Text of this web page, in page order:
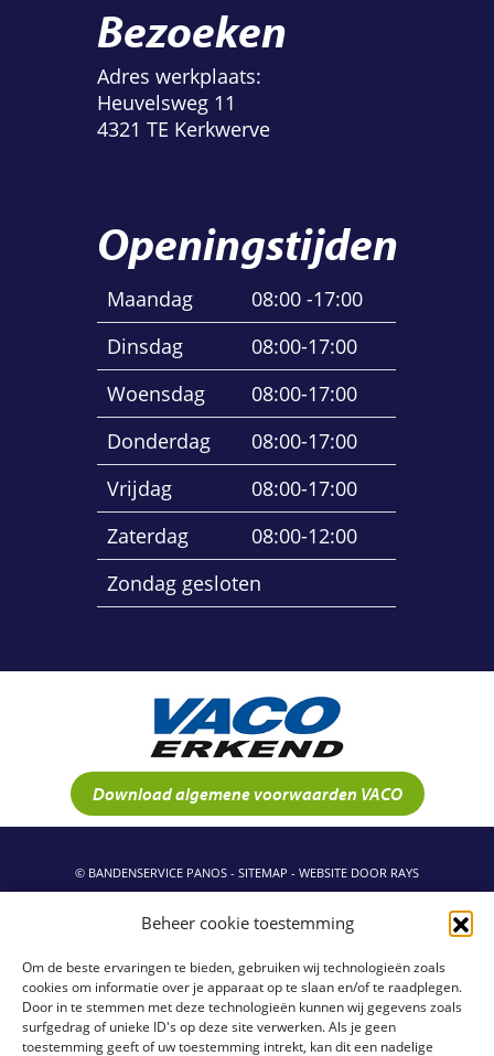
Beheer cookie toestemming
Om de beste ervaringen te bieden, gebruiken wij technologieën zoals
cookies om informatie over je apparaat op te slaan en/of te raadplegen.
Door in te stemmen met deze technologieën kunnen wij gegevens zoals
surfgedrag of unieke ID's op deze site verwerken. Als je geen
toestemming geeft of uw toestemming intrekt, kan dit een nadelige
Bezoeken
Adres werkplaats:
Heuvelsweg 11
4321 TE Kerkwerve
Openingstijden
Maandag
08:00 -17:00
Dinsdag
08:00-17:00
Woensdag
08:00-17:00
Donderdag
08:00-17:00
Vrijdag
08:00-17:00
Zaterdag
08:00-12:00
Zondag gesloten
Download algemene voorwaarden VACO
© BANDENSERVICE PANOS - SITEMAP - WEBSITE DOOR RAYS